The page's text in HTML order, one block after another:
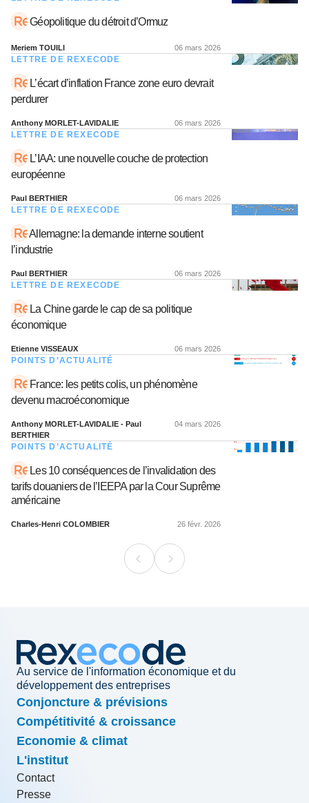
Géopolitique du détroit d’Ormuz
Meriem TOUILI 06 mars 2026
LETTRE DE REXECODE
L’écart d’inflation France zone euro devrait
perdurer
Anthony MORLET-LAVIDALIE 06 mars 2026
LETTRE DE REXECODE
L’IAA: une nouvelle couche de protection
européenne
Paul BERTHIER 06 mars 2026
LETTRE DE REXECODE
Allemagne: la demande interne soutient
l’industrie
Paul BERTHIER 06 mars 2026
LETTRE DE REXECODE
La Chine garde le cap de sa politique
économique
Etienne VISSEAUX 06 mars 2026
POINTS D’ACTUALITÉ
France: les petits colis, un phénomène
devenu macroéconomique
Anthony MORLET-LAVIDALIE - Paul
BERTHIER
04 mars 2026
POINTS D’ACTUALITÉ
Les 10 conséquences de l’invalidation des
tarifs douaniers de l’IEEPA par la Cour Suprême
américaine
Charles-Henri COLOMBIER 26 févr. 2026
Au service de l'information économique et du
développement des entreprises
Conjoncture & prévisions
Compétitivité & croissance
Economie & climat
L'institut
Contact
Presse